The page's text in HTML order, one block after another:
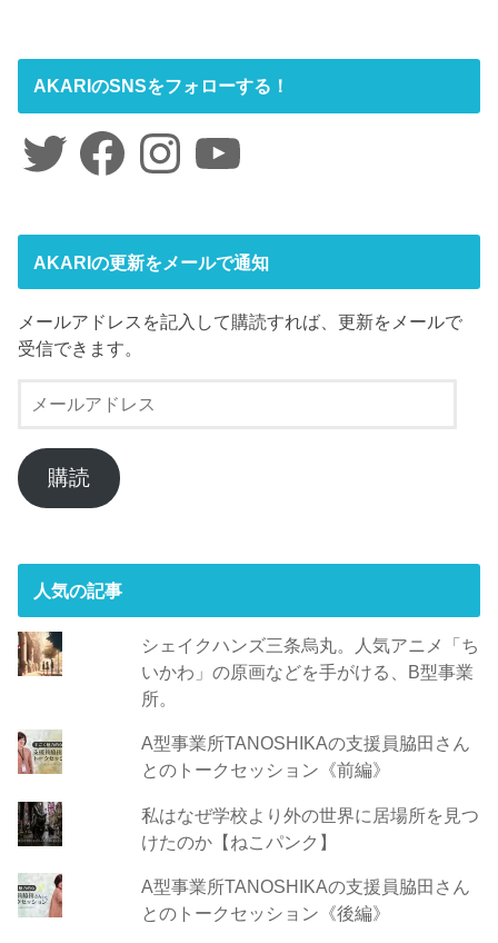
AKARIのSNSをフォローする！
Twitter FacebookInstagramYouTube
AKARIの更新をメールで通知
メールアドレスを記入して購読すれば、更新をメールで
受信できます。
ー
ア
ド
購読
人気の記事
シェイクハンズ三条烏丸。人気アニメ「ち
いかわ」の原画などを手がける、B型事業
所。
A型事業所TANOSHIKAの支援員脇田さん
とのトークセッション《前編》
私はなぜ学校より外の世界に居場所を見つ
けたのか【ねこパンク】
A型事業所TANOSHIKAの支援員脇田さん
とのトークセッション《後編》